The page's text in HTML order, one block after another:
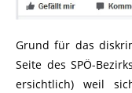
Grund für das
Seite des SPÖ-
ersichtlich) weil